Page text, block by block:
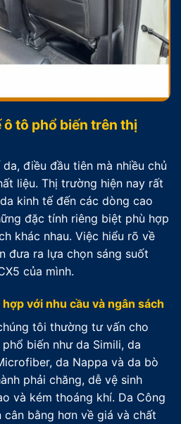
ô tô phổ biến trên thị
điều đầu tiên mà nhiều chủ
liệu. Thị trường hiện nay rất
kinh tế đến các dòng cao
đặc tính riêng biệt phù hợp
khác nhau. Việc hiểu rõ về
đưa ra lựa chọn sáng suốt
của mình.
với nhu cầu và ngân sách
tôi thường tư vấn cho
biến như da Simili, da
da Nappa và da bò
phải chăng, dễ vệ sinh
và kém thoáng khí. Da Công
cân bằng hơn về giá và chất